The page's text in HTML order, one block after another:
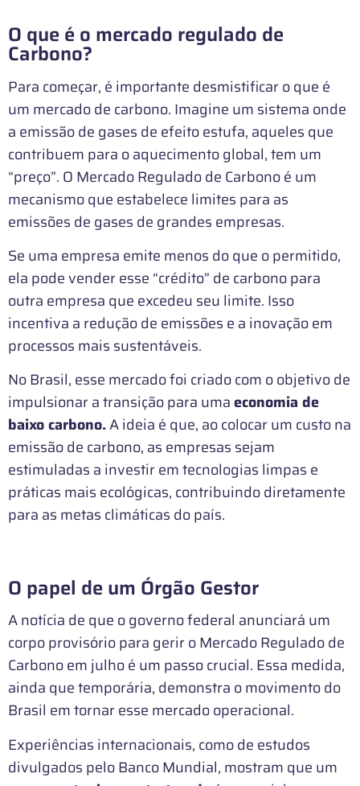
O que é o mercado regulado de
Carbono?
Para começar, é importante desmistificar o que é
um mercado de carbono. Imagine um sistema onde
a emissão de gases de efeito estufa, aqueles que
contribuem para o aquecimento global, tem um
“preço”. O Mercado Regulado de Carbono é um
mecanismo que estabelece limites para as
emissões de gases de grandes empresas.
Se uma empresa emite menos do que o permitido,
ela pode vender esse “crédito” de carbono para
outra empresa que excedeu seu limite. Isso
incentiva a redução de emissões e a inovação em
processos mais sustentáveis.
No Brasil, esse mercado foi criado com o objetivo de
impulsionar a transição para umaeconomia de
baixo carbono.A ideia é que, ao colocar um custo na
emissão de carbono, as empresas sejam
estimuladas a investir em tecnologias limpas e
práticas mais ecológicas, contribuindo diretamente
para as metas climáticas do país.
O papel de um Órgão Gestor
A notícia de que o governo federal anunciará um
corpo provisório para gerir o Mercado Regulado de
Carbono em julho é um passo crucial. Essa medida,
ainda que temporária, demonstra o movimento do
Brasil em tornar esse mercado operacional.
Experiências internacionais, como de estudos
divulgados pelo Banco Mundial, mostram que um